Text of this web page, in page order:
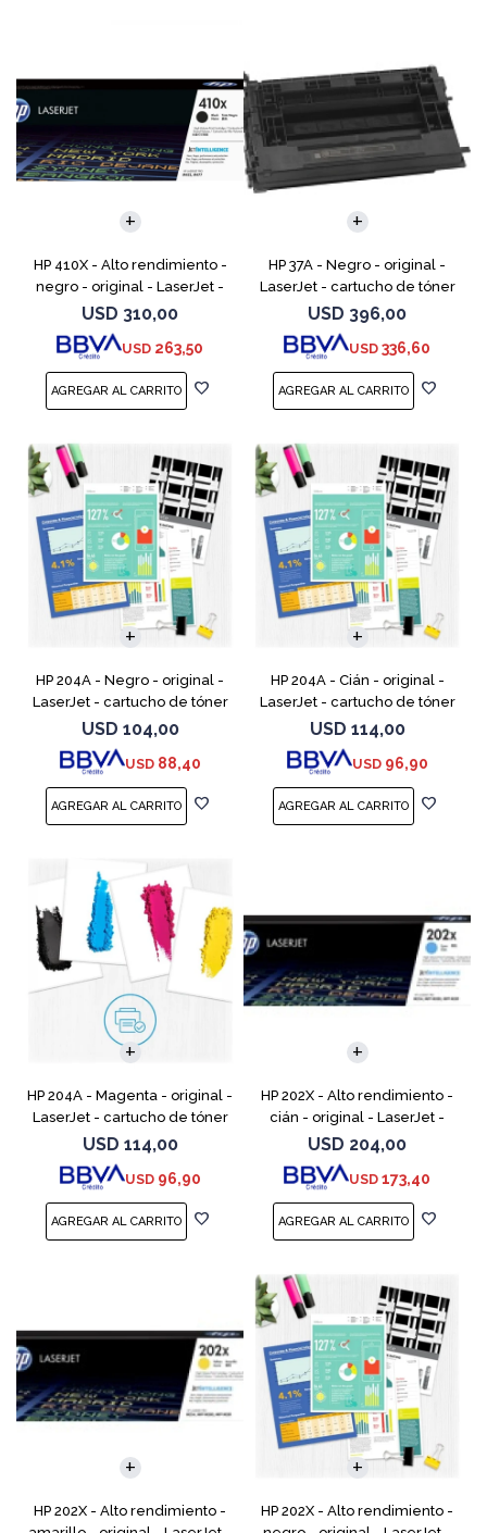
HP 410X - Alto rendimiento -
negro - original - LaserJet -
cartucho de tóner (CF410X) -
para Color LaserJet Pro M452,
MFP M377,
USD 310,00
USD 263,50
HP 37A - Negro - original -
LaserJet - cartucho de tóner
(CF237A) - para LaserJet
Managed MFP E62555;
LaserJet Managed Flow MFP
USD 396,00
USD 336,60
HP 204A - Negro - original -
LaserJet - cartucho de tóner
(CF510A) - para Color
LaserJet Pro M154a, M154nw,
MFP M180n, MFP M180n
USD 104,00
USD 88,40
HP 204A - Cián - original -
LaserJet - cartucho de tóner
(CF511A) - para Color LaserJet
Pro M154a, M154nw, MFP
M180n, MFP M180nw
USD 114,00
USD 96,90
HP 204A - Magenta - original -
LaserJet - cartucho de tóner
(CF513A) - para Color LaserJet
Pro M154a, M154nw, MFP
M180n, MFP M18
USD 114,00
USD 96,90
HP 202X - Alto rendimiento -
cián - original - LaserJet -
cartucho de tóner (CF501X) -
para Color LaserJet Pro
M254dw, M254nw, M
USD 204,00
USD 173,40
HP 202X - Alto rendimiento -
HP 202X - Alto rendimiento -